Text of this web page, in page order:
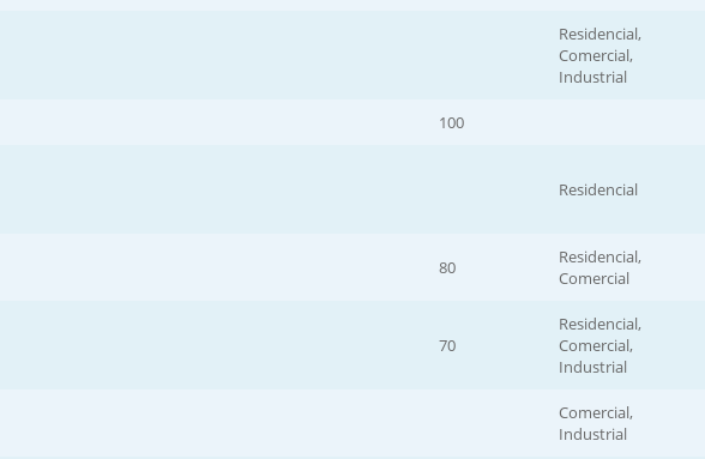
Residencial,
Comercial,
Industrial
100
Residencial
80
Residencial,
Comercial
70
Residencial,
Comercial,
Industrial
Comercial,
Industrial